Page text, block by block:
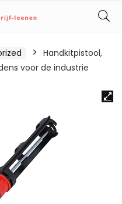
Handkitpistool,
voor de industrie